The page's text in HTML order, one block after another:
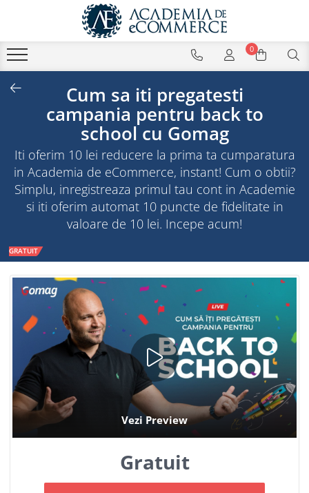
0
Cum sa iti pregatesti
campania pentru back to
school cu Gomag
Iti oferim 10 lei reducere la prima ta cumparatura
in Academia de eCommerce, instant! Cum o obtii?
Simplu, inregistreaza primul tau cont in Academie
si iti oferim automat 10 puncte de fidelitate in
valoare de 10 lei. Incepe acum!
GRATUIT
Gratuit